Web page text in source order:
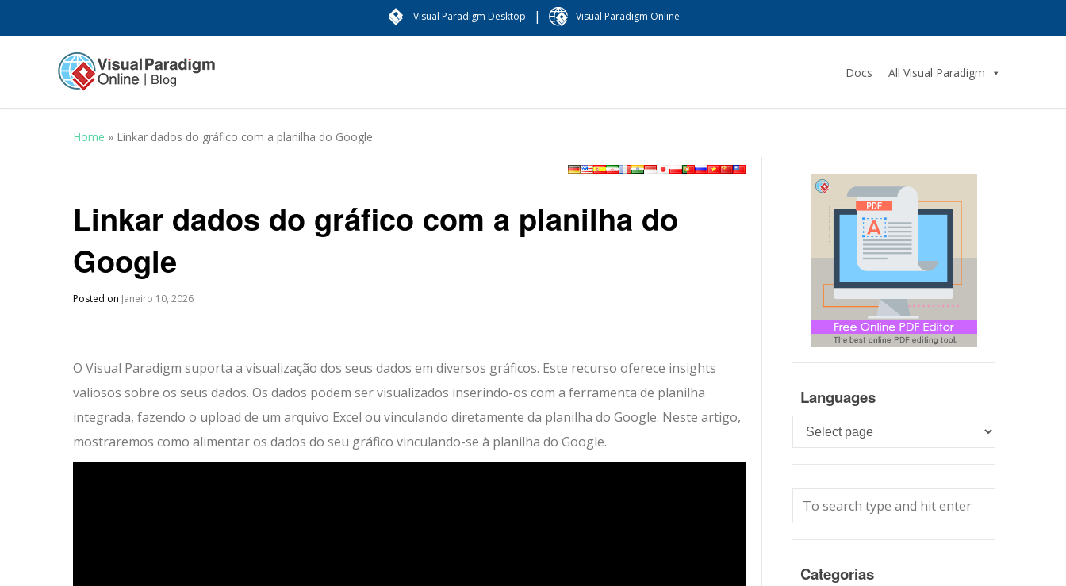
Visual Paradigm Desktop | Visual Paradigm Online
Docs All Visual Paradigm
Home » Linkar dados do gráfico com a planilha do Google
Linkar dados do gráfico com a planilha do
Google
Posted on Janeiro 10, 2026
O Visual Paradigm suporta a visualização dos seus dados em diversos gráficos. Este recurso oferece insights
valiosos sobre os seus dados. Os dados podem ser visualizados inserindo-os com a ferramenta de planilha
integrada, fazendo o upload de um arquivo Excel ou vinculando diretamente da planilha do Google. Neste artigo,
mostraremos como alimentar os dados do seu gráfico vinculando-se à planilha do Google.
Languages
Languages
Categorias